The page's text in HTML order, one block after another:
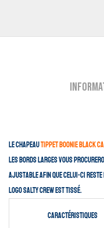
Le chapeauTippet Boonie Black
Les bords larges vous
ajustable afin que celui-ci reste
logo Salty Crew est tissé.
Caractéristiques